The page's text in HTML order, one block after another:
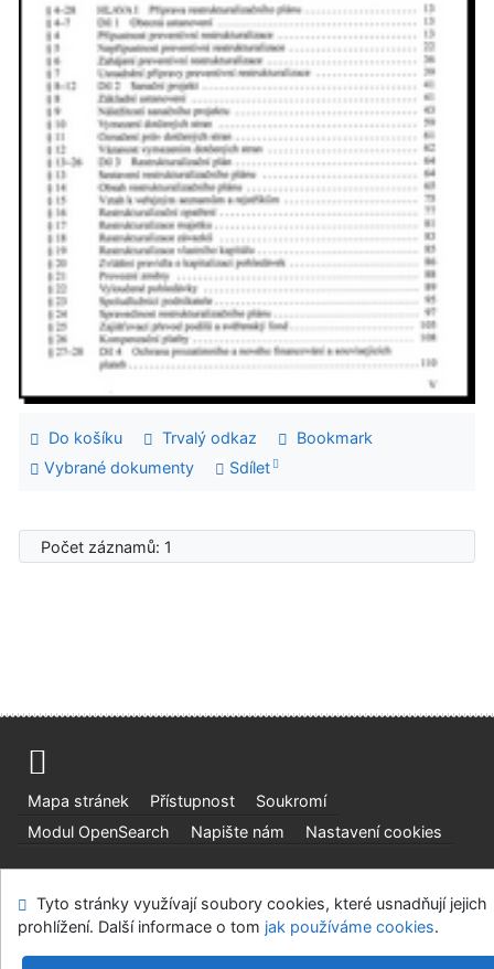
Do košíku Trvalý odkaz
Bookmark
Vybrané dokumenty
Sdílet
Počet záznamů: 1
Mapa stránek Přístupnost
Soukromí
Modul OpenSearch
Napište nám Nastavení cookies
660 83 Brno
©1993-2026
IPAC v.4.8.63a -Cosmotron Bohemia, s.r.o.
Tyto stránky využívají soubory cookies, které usnadňují jejich
prohlížení. Další informace o tom jak používáme cookies.